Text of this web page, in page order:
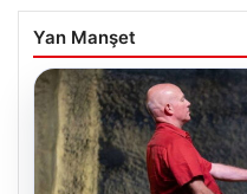
Yan Manşet